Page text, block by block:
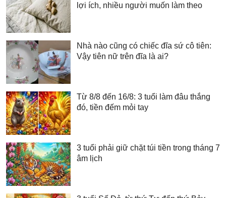
lợi ích, nhiều người muốn làm theo
Nhà nào cũng có chiếc đĩa sứ cô tiên:
Vậy tiên nữ trên đĩa là ai?
Từ 8/8 đến 16/8: 3 tuổi làm đâu thắng
đó, tiền đếm mỏi tay
3 tuổi phải giữ chặt túi tiền trong tháng 7
âm lịch